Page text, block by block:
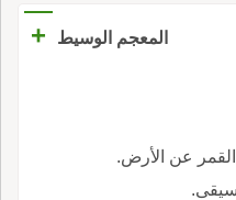
المعجم الوسيط
+